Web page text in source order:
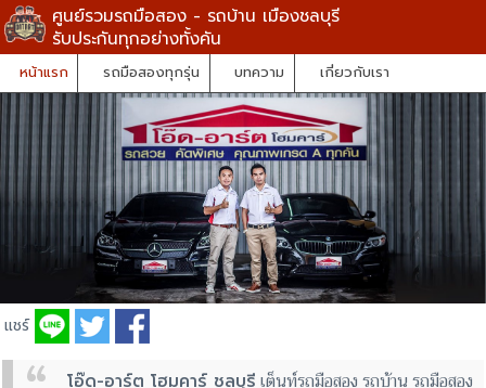
ศูนย์รวมรถมือสอง - รถบ้าน เมืองชลบุรี
รับประกันทุกอย่างทั้งคัน
หน้าแรก รถมือสองทุกรุ่น บทความ เกี่ยวกับเรา
แชร์
โอ๊ด-อาร์ต โฮมคาร์ ชลบุรี เต็นท์รถมือสองรถบ้านรถมือสอง